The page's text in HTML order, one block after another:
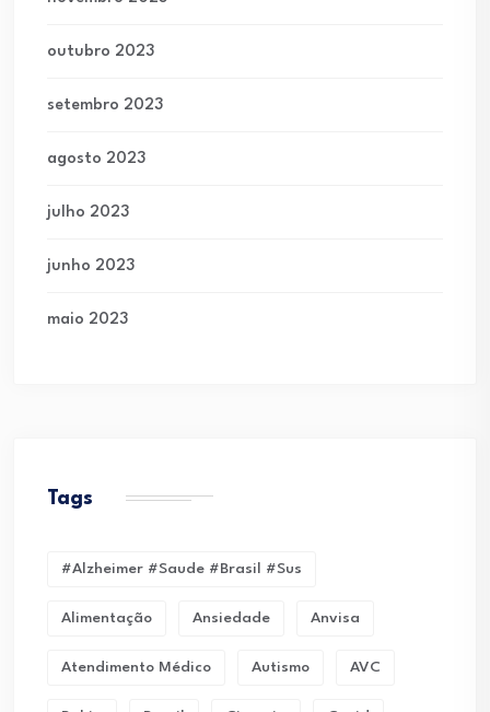
outubro 2023
setembro 2023
agosto 2023
julho 2023
junho 2023
maio 2023
Tags
#alzheimer #saude #brasil #sus
Alimentação Ansiedade Anvisa
Atendimento Médico Autismo AVC